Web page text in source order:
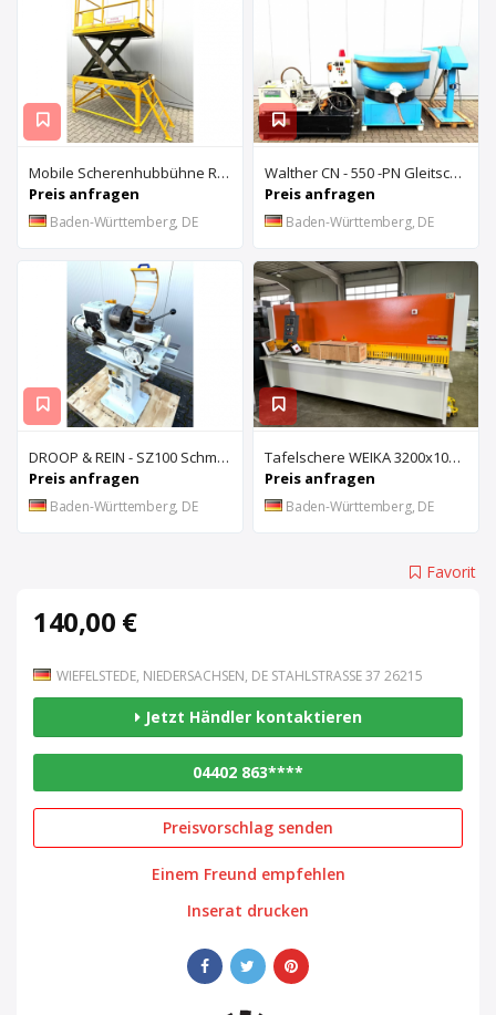
Mobile Scherenhubbühne Rothe Benkmann
Preis anfragen
Baden-Württemberg, DE
Walther CN - 550 -PN Gleitschleifanlage u. Rösler Z300 Turbo Floc Zentrifuge
Preis anfragen
Baden-Württemberg, DE
DROOP & REIN - SZ100 Schmiernutenziehmaschine
Preis anfragen
Baden-Württemberg, DE
Tafelschere WEIKA 3200x10mm
Preis anfragen
Baden-Württemberg, DE
Favorit
140,00 €
WIEFELSTEDE, NIEDERSACHSEN, DE STAHLSTRASSE 37 26215
Jetzt Händler kontaktieren
04402 863****
Preisvorschlag senden
Einem Freund empfehlen
Inserat drucken